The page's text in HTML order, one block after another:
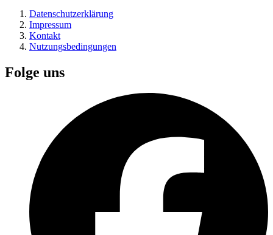
Datenschutzerklärung
Impressum
Kontakt
Nutzungsbedingungen
Folge uns